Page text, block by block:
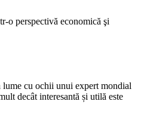
o perspectivă economică şi
lume cu ochii unui expert mondial
decât interesantă și utilă este